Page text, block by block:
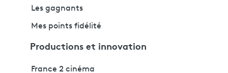
Les gagnants
Mes points fidélité
Productions et innovation
France 2 cinéma